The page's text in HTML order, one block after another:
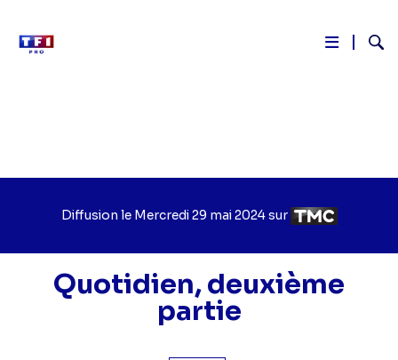
Diffusion le Jour
diffusion
Mercredi 29 mai 2024sur Chaîne
diffusion
Quotidien, deuxième
partie